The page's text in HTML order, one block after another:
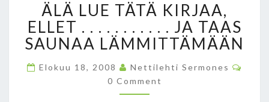
L
U
E
ÄLÄ LUE TÄTÄ KIRJAA,
ELLET . . . . . . . . . . . JA TAAS
SAUNAA LÄMMITTÄMÄÄN
Elokuu 18, 2008 Nettilehti Sermones
0 Comment